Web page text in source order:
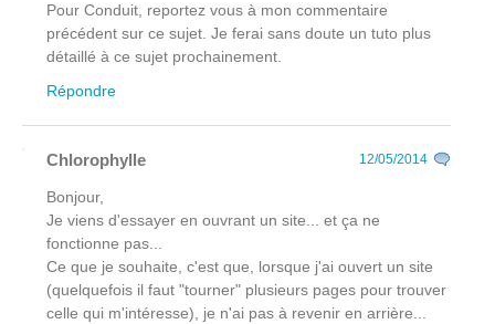
Pour Conduit, reportez vous à mon commentaire
précédent sur ce sujet. Je ferai sans doute un tuto plus
détaillé à ce sujet prochainement.
Répondre
Chlorophylle 12/05/2014
Bonjour,
Je viens d'essayer en ouvrant un site... et ça ne
fonctionne pas...
Ce que je souhaite, c'est que, lorsque j'ai ouvert un site
(quelquefois il faut "tourner" plusieurs pages pour trouver
celle qui m'intéresse), je n'ai pas à revenir en arrière...